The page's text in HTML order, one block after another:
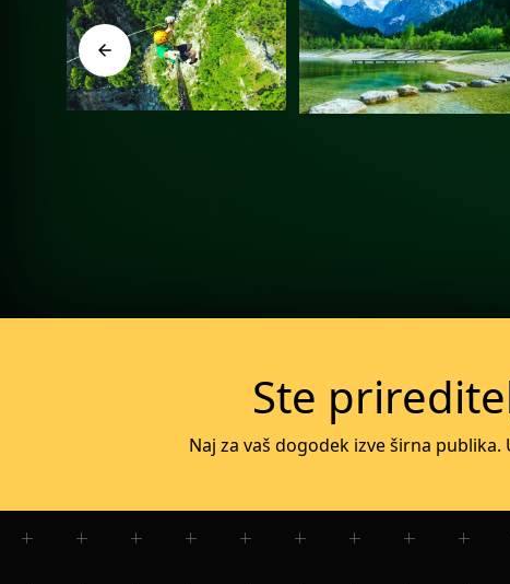
Ste
Naj za vaš dogodek izve širna